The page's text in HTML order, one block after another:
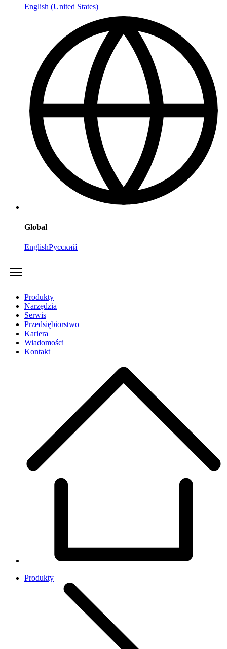
English (United States)
Global
EnglishРусский
Produkty
Narzędzia
Serwis
Przedsiębiorstwo
Kariera
Wiadomości
Kontakt
Produkty